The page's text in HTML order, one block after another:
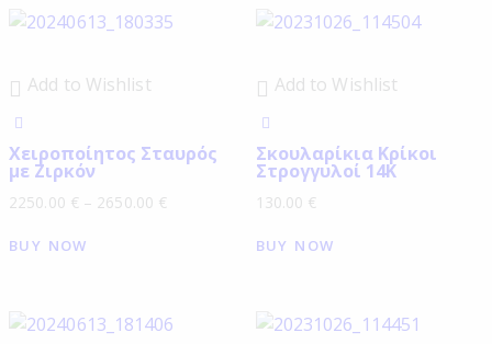
Add to Wishlist
Χειροποίητος Σταυρός
με Ζιρκόν
2250.00 € – 2650.00 €
BUY NOW
Add to Wishlist
Σκουλαρίκια Κρίκοι
Στρογγυλοί 14Κ
130.00 €
BUY NOW